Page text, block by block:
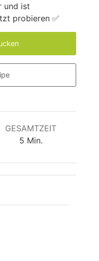
und ist
probieren ✅
GESAMTZEIT
5Minuten
Min.